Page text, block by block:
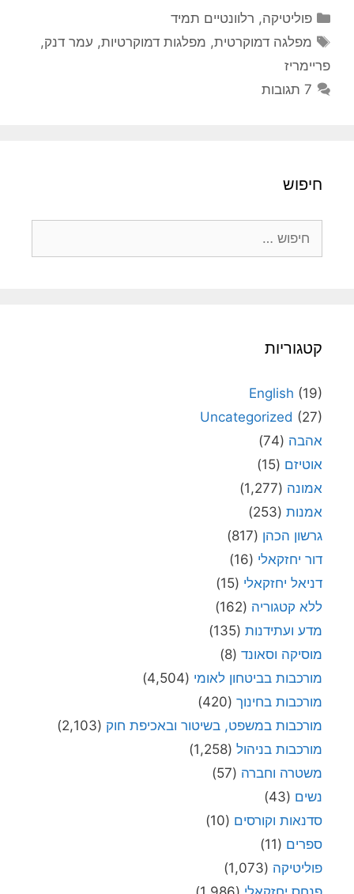
קטגוריות
פוליטיקה, רלוונטיים תמיד
תגיות
מפלגה דמוקרטית, מפלגות דמוקרטיות, עמר דנק,
פריימריז
7 תגובות
חיפוש
קטגוריות
English (19)
Uncategorized (27)
אהבה (74)
אוטיזם (15)
אמונה (1,277)
אמנות (253)
גרשון הכהן (817)
דור יחזקאלי (16)
דניאל יחזקאלי (15)
ללא קטגוריה (162)
מדע ועתידנות (135)
מוסיקה וסאונד (8)
מורכבות בביטחון לאומי (4,504)
מורכבות בחינוך (420)
מורכבות במשפט, בשיטור ובאכיפת חוק (2,103)
מורכבות בניהול (1,258)
משטרה וחברה (57)
נשים (43)
סדנאות וקורסים (10)
ספרים (11)
פוליטיקה (1,073)